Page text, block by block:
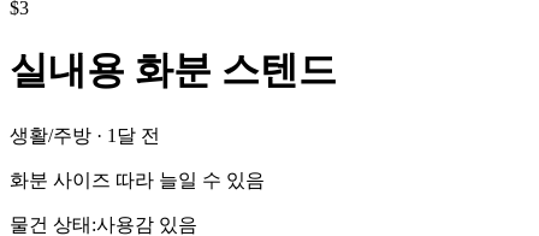
$3
실내용 화분 스텐드
생활/주방 · 1달 전
화분 사이즈 따라 늘일 수 있음
물건 상태 :사용감 있음